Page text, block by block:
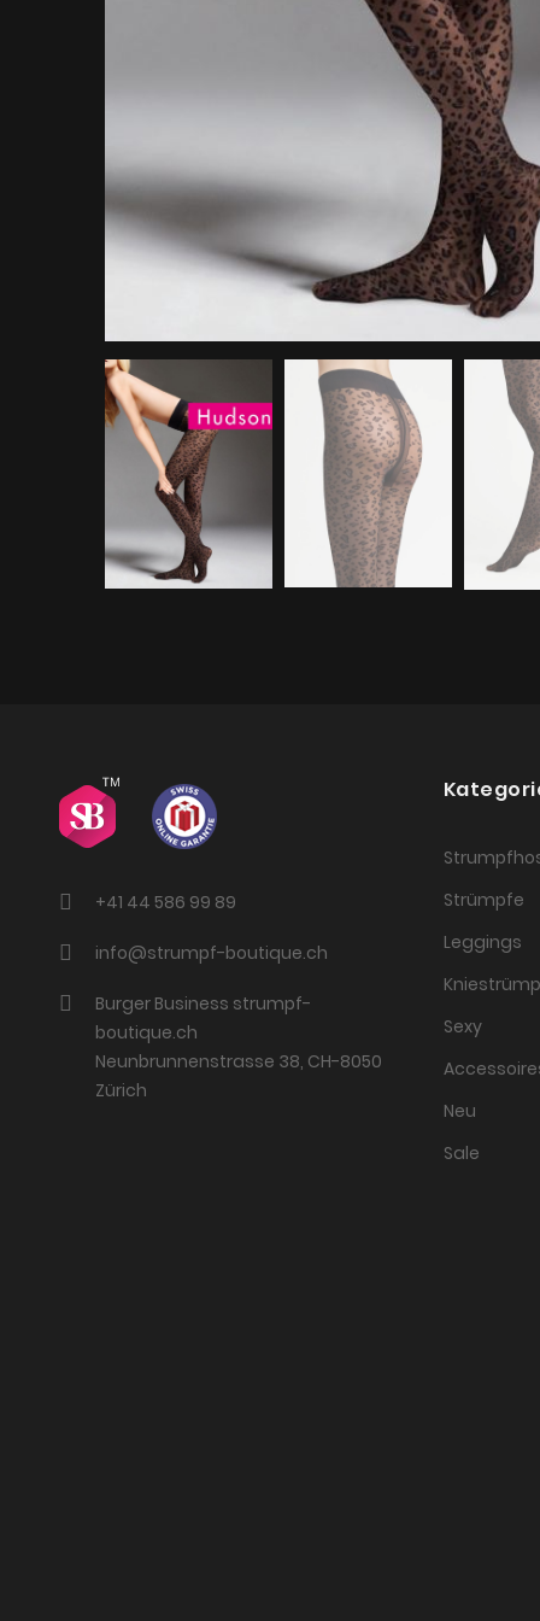
+41 44 586 99 89
info@strumpf-boutique.ch
Burger Business strumpf-
boutique.ch
Neunbrunnenstrasse 38, CH-8050
Zürich
Strümpfe
Leggings
Sexy
Neu
Sale